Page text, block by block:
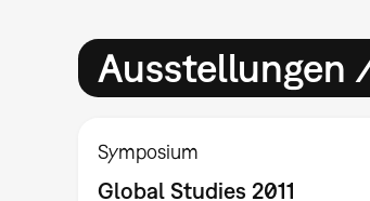
Ausstellungen
Symposium
Global Studies 2011